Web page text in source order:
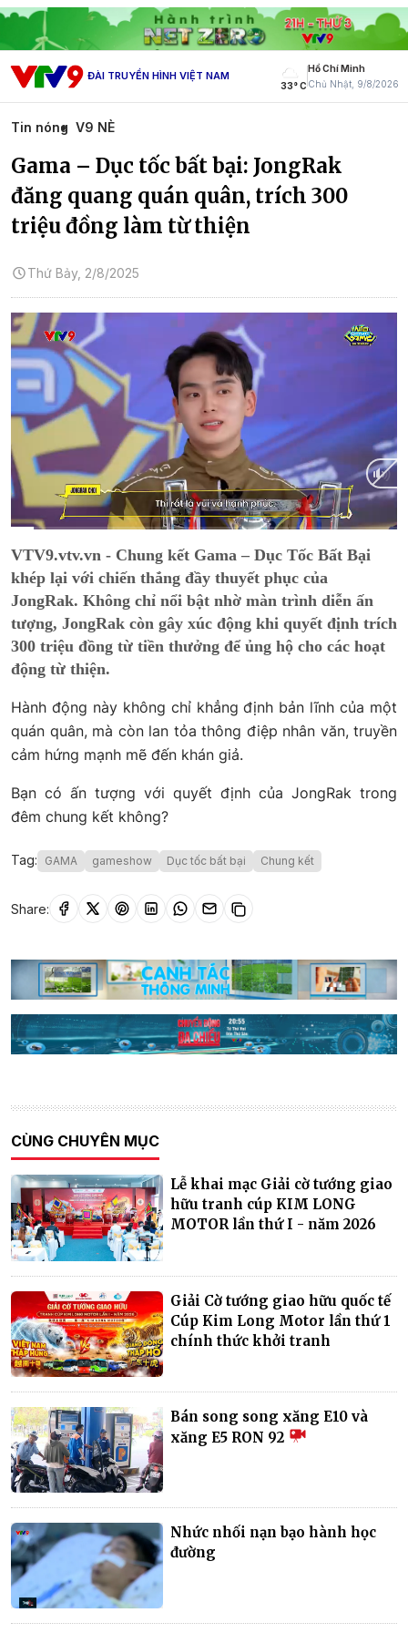
ĐÀI TRUYỀN HÌNH VIỆT NAM
33° C
Hồ Chí Minh
Chủ Nhật, 9/8/2026
Tin nóng V9 NÈ
Gama – Dục tốc bất bại: JongRak
đăng quang quán quân, trích 300
triệu đồng làm từ thiện
Thứ Bảy, 2/8/2025
Time
VTV9.vtv.vn - Chung kết Gama – Dục Tốc Bất Bại
khép lại với chiến thắng đầy thuyết phục của
JongRak. Không chỉ nổi bật nhờ màn trình diễn ấn
tượng, JongRak còn gây xúc động khi quyết định trích
300 triệu đồng từ tiền thưởng để ủng hộ cho các hoạt
động từ thiện.
Hành động này không chỉ khẳng định bản lĩnh của một
quán quân, mà còn lan tỏa thông điệp nhân văn, truyền
cảm hứng mạnh mẽ đến khán giả.
Bạn có ấn tượng với quyết định của JongRak trong
đêm chung kết không?
Tag: GAMA gameshow Dục tốc bất bại Chung kết
Share:
CÙNG CHUYÊN MỤC
Lễ khai mạc Giải cờ tướng giao
hữu tranh cúp KIM LONG
MOTOR lần thứ I - năm 2026
Giải Cờ tướng giao hữu quốc tế
Cúp Kim Long Motor lần thứ 1
chính thức khởi tranh
Bán song song xăng E10 và
xăng E5 RON 92
Nhức nhối nạn bạo hành học
đường